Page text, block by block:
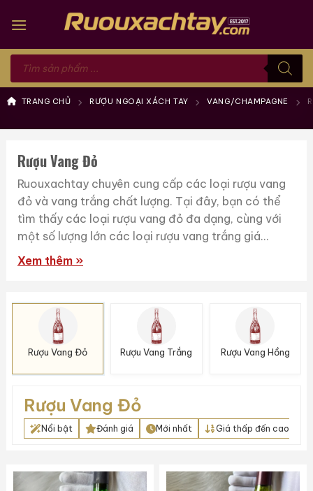
Tìm
kiếm
phẩm
TRANG CHỦ RƯỢU NGOẠI XÁCH TAY VANG/CHAMPAGNE
Rượu Vang Đỏ
Ruouxachtay chuyên cung cấp các loại rượu vang
đỏ và vang trắng chất lượng. Tại đây, bạn có thể
tìm thấy các loại rượu vang đỏ đa dạng, cùng với
một số lượng lớn các loại rượu vang trắng giá...
Xem thêm »
Rượu Vang Đỏ Rượu Vang Trắng Rượu Vang Hồng
Rượu Vang Đỏ
Nổi bật Đánh giá Mới nhất Giá thấp đến cao